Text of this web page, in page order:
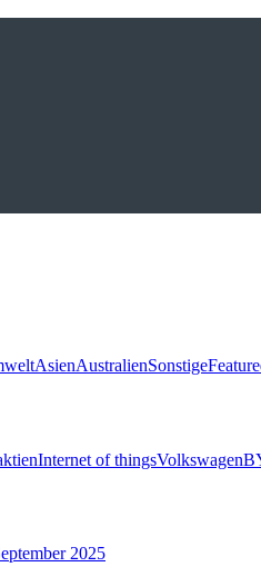
AsienAustralienSonstige
Internet of thingsVolkswagen
2025